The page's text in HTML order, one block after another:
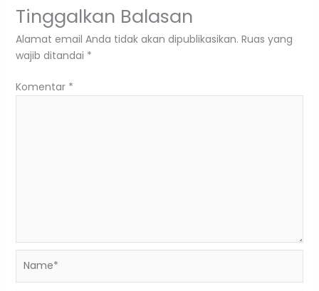
Tinggalkan Balasan
Alamat email Anda tidak akan dipublikasikan. Ruas yang
wajib ditandai *
Komentar *